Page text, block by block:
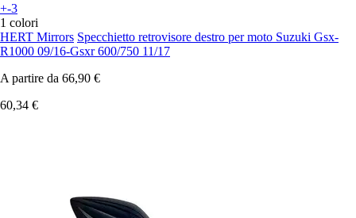
+-3
1 colori
HERT Mirrors Specchietto retrovisore destro per moto Suzuki Gsx-
R1000 09/16-Gsxr 600/750 11/17
A partire da 66,90 €
60,34 €